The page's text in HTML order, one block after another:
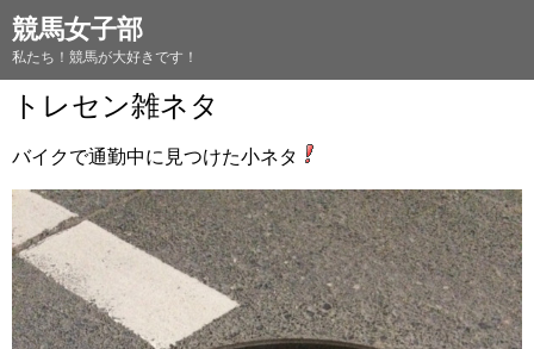
競馬女子部
私たち！競馬が大好きです！
トレセン雑ネタ
バイクで通勤中に見つけた小ネタ